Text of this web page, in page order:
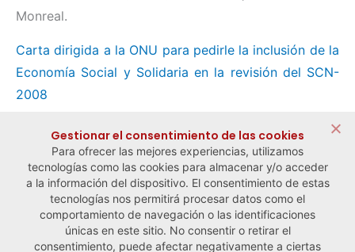
Monreal.
Carta dirigida a la ONU para pedirle la inclusión de la
Economía Social y Solidaria en la revisión del SCN-
2008
← Noticia anterior Noticia siguiente →
Gestionar el consentimiento de las cookies
Para ofrecer las mejores experiencias, utilizamos
tecnologías como las cookies para almacenar y/o acceder
a la información del dispositivo. El consentimiento de estas
tecnologías nos permitirá procesar datos como el
comportamiento de navegación o las identificaciones
únicas en este sitio. No consentir o retirar el
consentimiento, puede afectar negativamente a ciertas